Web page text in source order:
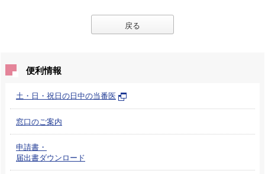
戻る
便利情報
土・日・祝日の日中の当番医
窓口のご案内
申請書・
届出書ダウンロード